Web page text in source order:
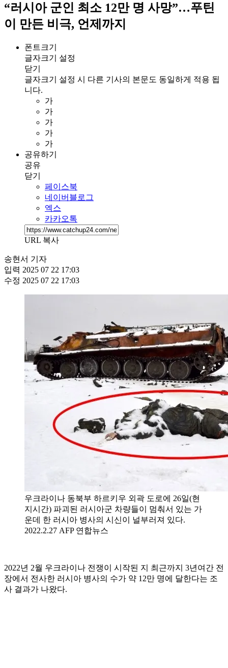
“러시아 군인 최소 12만 명 사망”…푸틴
이 만든 비극, 언제까지
폰트크기
글자크기 설정
닫기
글자크기 설정 시 다른 기사의 본문도 동일하게 적용 됩
니다.
가
가
가
가
가
공유하기
공유
닫기
페이스북
네이버블로그
엑스
카카오톡
URL 복사
송현서 기자
입력 2025 07 22 17:03
수정 2025 07 22 17:03
우크라이나 동북부 하르키우 외곽 도로에 26일(현
지시간) 파괴된 러시아군 차량들이 멈춰서 있는 가
운데 한 러시아 병사의 시신이 널부러져 있다.
2022.2.27 AFP 연합뉴스
2022년 2월 우크라이나 전쟁이 시작된 지 최근까지 3년여간 전
장에서 전사한 러시아 병사의 수가 약 12만 명에 달한다는 조
사 결과가 나왔다.